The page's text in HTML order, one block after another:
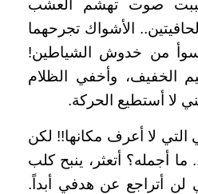
صوت تهشم العشب
الأشواك تجرحهما
من خدوش الشياطين!
الخفيف، وأخفي الظلام
لا أستطيع الحركة.
لا أعرف مكانها!! لكن
ما أجمله؟ أتعثر، ينبح كلب
لن أتراجع عن هدفي أبداً.